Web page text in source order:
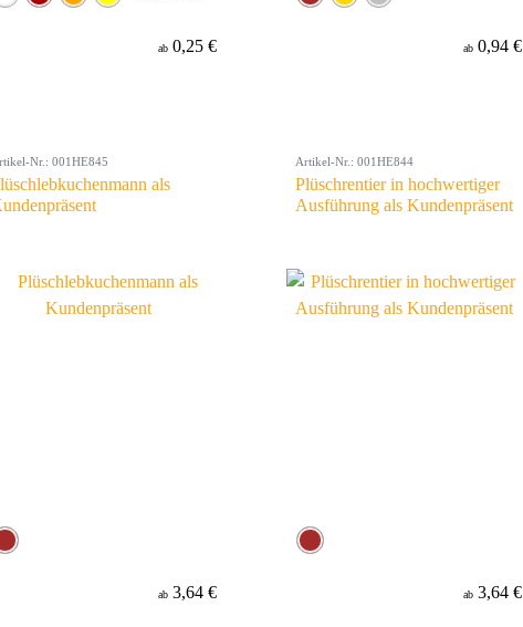
ab 0,25 € ab 0,94 €
Nr.: 001HE845
als
ab 3,64 €
Artikel-Nr.: 001HE844
Plüschrentier in hochwertiger
Ausführung als Kundenpräsent
ab 3,64 €